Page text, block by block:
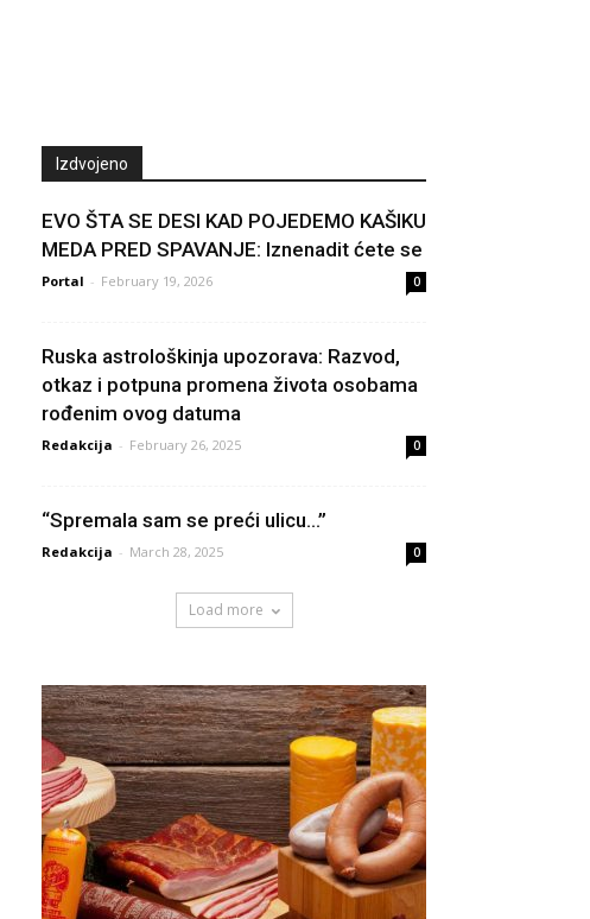
Izdvojeno
EVO ŠTA SE DESI KAD POJEDEMO KAŠIKU
MEDA PRED SPAVANJE: Iznenadit ćete se
Portal - February 19, 2026 0
Ruska astrološkinja upozorava: Razvod,
otkaz i potpuna promena života osobama
rođenim ovog datuma
Redakcija - February 26, 2025 0
“Spremala sam se preći ulicu…”
Redakcija - March 28, 2025 0
Load more